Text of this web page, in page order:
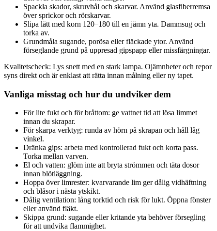
Spackla skador, skruvhål och skarvar. Använd glasfiberremsa
över sprickor och rörskarvar.
Slipa lätt med korn 120–180 till en jämn yta. Dammsug och
torka av.
Grundmåla sugande, porösa eller fläckade ytor. Använd
förseglande grund på uppresad gipspapp eller missfärgningar.
Kvalitetscheck: Lys snett med en stark lampa. Ojämnheter och repor
syns direkt och är enklast att rätta innan målning eller ny tapet.
Vanliga misstag och hur du undviker dem
För lite fukt och för bråttom: ge vattnet tid att lösa limmet
innan du skrapar.
För skarpa verktyg: runda av hörn på skrapan och håll låg
vinkel.
Dränka gips: arbeta med kontrollerad fukt och korta pass.
Torka mellan varven.
El och vatten: glöm inte att bryta strömmen och täta dosor
innan blötläggning.
Hoppa över limrester: kvarvarande lim ger dålig vidhäftning
och blåsor i nästa ytskikt.
Dålig ventilation: lång torktid och risk för lukt. Öppna fönster
eller använd fläkt.
Skippa grund: sugande eller kritande yta behöver försegling
för att undvika flammighet.